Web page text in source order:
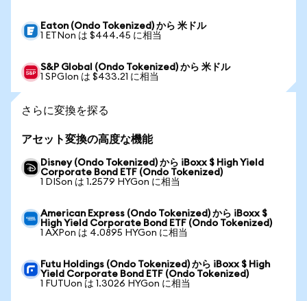
Eaton (Ondo Tokenized) から 米ドル
1 ETNon は $444.45 に相当
S&P Global (Ondo Tokenized) から 米ドル
1 SPGIon は $433.21 に相当
さらに変換を探る
アセット変換の高度な機能
Disney (Ondo Tokenized) から iBoxx $ High Yield
Corporate Bond ETF (Ondo Tokenized)
1 DISon は 1.2579 HYGon に相当
American Express (Ondo Tokenized) から iBoxx $
High Yield Corporate Bond ETF (Ondo Tokenized)
1 AXPon は 4.0895 HYGon に相当
Futu Holdings (Ondo Tokenized) から iBoxx $ High
Yield Corporate Bond ETF (Ondo Tokenized)
1 FUTUon は 1.3026 HYGon に相当